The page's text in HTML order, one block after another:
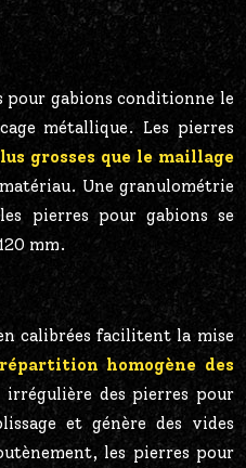
pour gabions conditionne le
métallique. Les pierres
grosses que le maillage
Une granulométrie
pierres pour gabions se
mm.
calibrées facilitent la mise
répartition homogène des
irrégulière des pierres pour
et génère des vides
les pierres pour